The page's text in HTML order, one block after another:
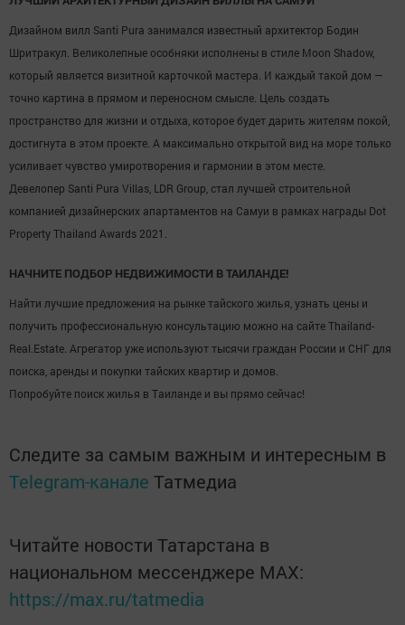
Дизайном вилл Santi Pura занимался известный архитектор Бодин
Шритракул. Великолепные особняки исполнены в стиле Moon Shadow,
который является визитной карточкой мастера. И каждый такой дом —
точно картина в прямом и переносном смысле. Цель создать
пространство для жизни и отдыха, которое будет дарить жителям покой,
достигнута в этом проекте. А максимально открытой вид на море только
усиливает чувство умиротворения и гармонии в этом месте.
Девелопер Santi Pura Villas, LDR Group, стал лучшей строительной
компанией дизайнерских апартаментов на Самуи в рамках награды Dot
Property Thailand Awards 2021.
НАЧНИТЕ ПОДБОР НЕДВИЖИМОСТИ В ТАИЛАНДЕ!
Найти лучшие предложения на рынке тайского жилья, узнать цены и
получить профессиональную консультацию можно на сайте Thailand-
Real.Estate. Агрегатор уже используют тысячи граждан России и СНГ для
поиска, аренды и покупки тайских квартир и домов.
Попробуйте поиск жилья в Таиланде и вы прямо сейчас!
Следите за самым важным и интересным в
Telegram-канале Татмедиа
Читайте новости Татарстана в
национальном мессенджере MАХ:
https://max.ru/tatmedia